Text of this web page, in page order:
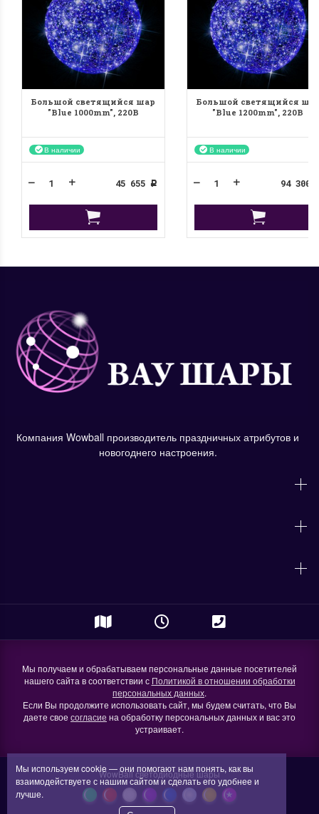
Большой светящийся шар
"Blue 1000mm", 220B
В наличии
45 655 Р
Большой светящийся
"Blue 1200mm", 220B
В наличии
94 300
Компания Wowball производитель праздничных атрибутов и
новогоднего настроения.
Мы получаем и обрабатываем персональные данные посетителей
нашего сайта в соответствии с Политикой в отношении обработки
персональных данных.
Если Вы продолжите использовать сайт, мы будем считать, что Вы
даете свое согласие на обработку персональных данных и вас это
устраивает.
WowBall светодиодные шары
Мы используемcookie — они помогают нам понять, как вы
взаимодействуете с нашимсайтоми сделатьего удобнее и
лучше.